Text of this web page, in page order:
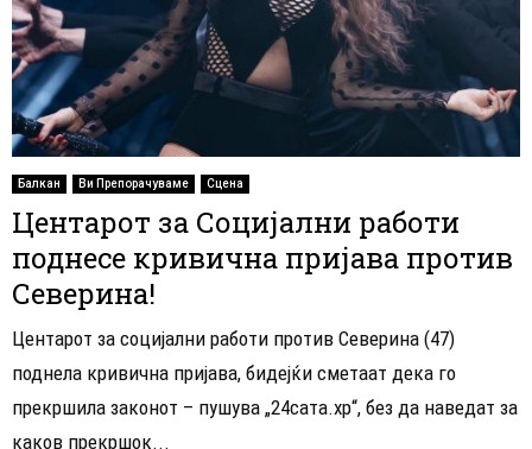
Балкан Ви Препорачуваме Сцена
Центарот за Социјални работи
поднесе кривична пријава против
Северина!
Центарот за социјални работи против Северина (47)
поднела кривична пријава, бидејќи сметаат дека го
прекршила законот – пушува „24сата.хр“, без да наведат за
каков прекршок...